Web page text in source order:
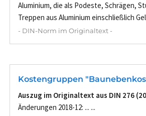
Aluminium, die als Podeste, Schrägen,
Treppen aus Aluminium einschließlich
- DIN-Norm im Originaltext -
Kostengruppen
Auszug im Originaltext aus DIN 276
Änderungen 2018-12: ... ...